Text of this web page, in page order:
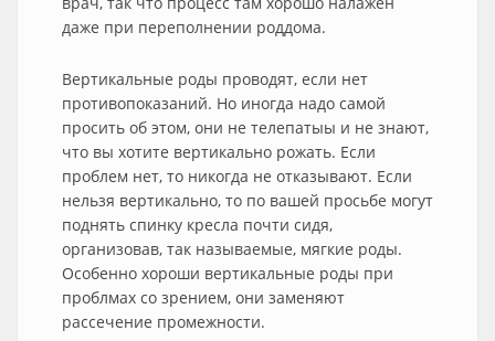
даже при переполнении роддома.
Вертикальные роды проводят, если нет
противопоказаний. Но иногда надо самой
просить об этом, они не телепатыы и не знают,
что вы хотите вертикально рожать. Если
проблем нет, то никогда не отказывают. Если
нельзя вертикально, то по вашей просьбе могут
поднять спинку кресла почти сидя,
организовав, так называемые, мягкие роды.
Особенно хороши вертикальные роды при
проблмах со зрением, они заменяют
рассечение промежности.